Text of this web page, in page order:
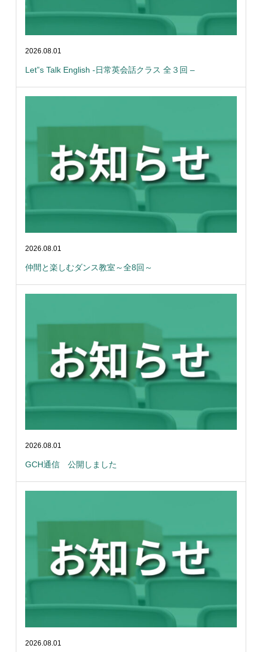
2026.08.01
Let”s Talk English -日常英会話クラス 全３回 –
2026.08.01
仲間と楽しむダンス教室～全8回～
2026.08.01
GCH通信 公開しました
2026.08.01